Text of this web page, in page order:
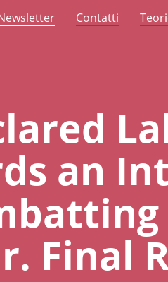
Contatti
an
Final